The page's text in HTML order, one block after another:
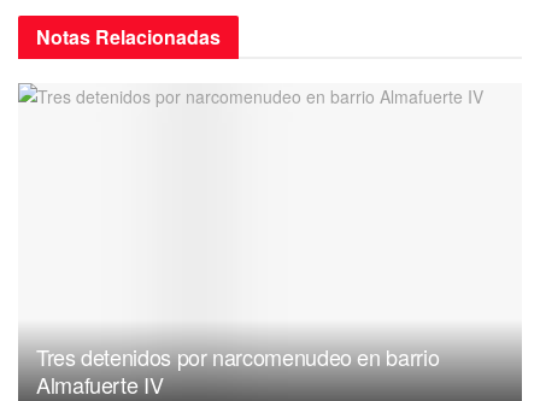
Notas Relacionadas
Tres detenidos por narcomenudeo en barrio
Almafuerte IV